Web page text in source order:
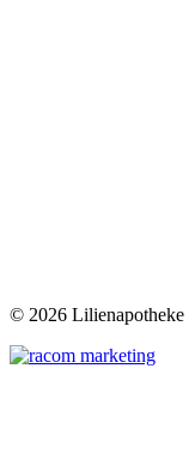
© 2026 Lilienapotheke